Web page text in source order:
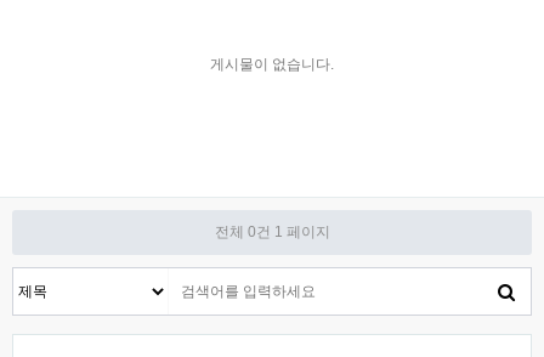
게시물이 없습니다.
전체 0건 1 페이지